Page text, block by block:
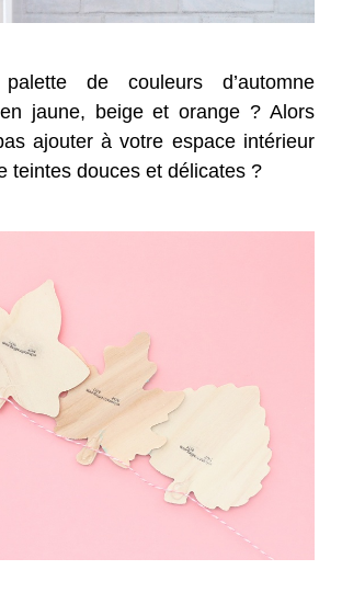
de couleurs d’automne
jaune, beige et orange ? Alors
ajouter à votre espace intérieur
teintes douces et délicates ?